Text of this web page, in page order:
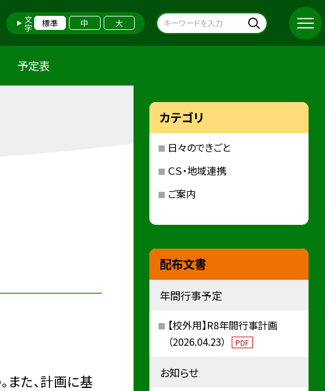
文字 標準 中 大
予定表
また、計画に基
カテゴリ
日々のできごと
ＣＳ・地域連携
ご案内
配布文書
年間行事予定
【校外用】R8年間行事計画
（2026.04.23）
PDF
お知らせ